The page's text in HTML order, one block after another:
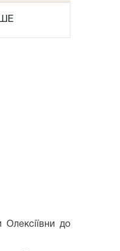
Олексіївни до